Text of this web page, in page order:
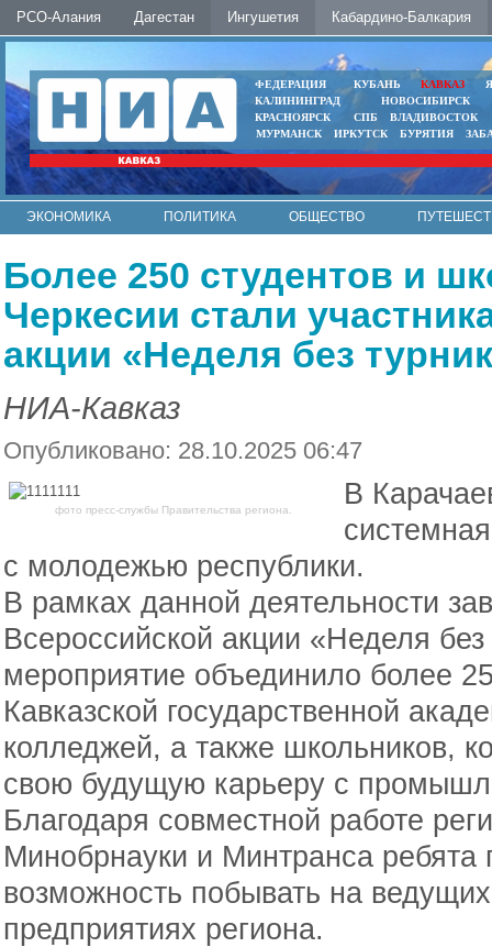
РСО-Алания Дагестан Ингушетия Кабардино-Балкария
ФЕДЕРАЦИЯ КУБАНЬ КАВКАЗ
КАЛИНИНГРАД
НОВОСИБИРСК
КРАСНОЯРСК
СПБ
ВЛАДИВОСТОК
МУРМАНСК
ИРКУТСК БУРЯТИЯ
ЭКОНОМИКА ПОЛИТИКА ОБЩЕСТВО
Более 250 студентов и
Черкесии стали
акции «Неделя без
НИА-Кавказ
Опубликовано: 28.10.2025 06:47
фото пресс-службы Правительства региона.
В
с молодежью республики.
В рамках данной деятельности
Всероссийской акции «Неделя
мероприятие объединило более
Кавказской государственной
колледжей, а также школьников,
свою будущую карьеру с
Благодаря совместной работе
Минобрнауки и Минтранса ребята
возможность побывать на
предприятиях региона.